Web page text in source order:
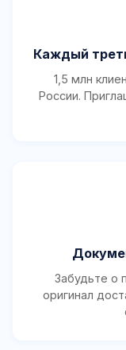
Каждый
1,5 млн
России.
Забудьте о
оригинал